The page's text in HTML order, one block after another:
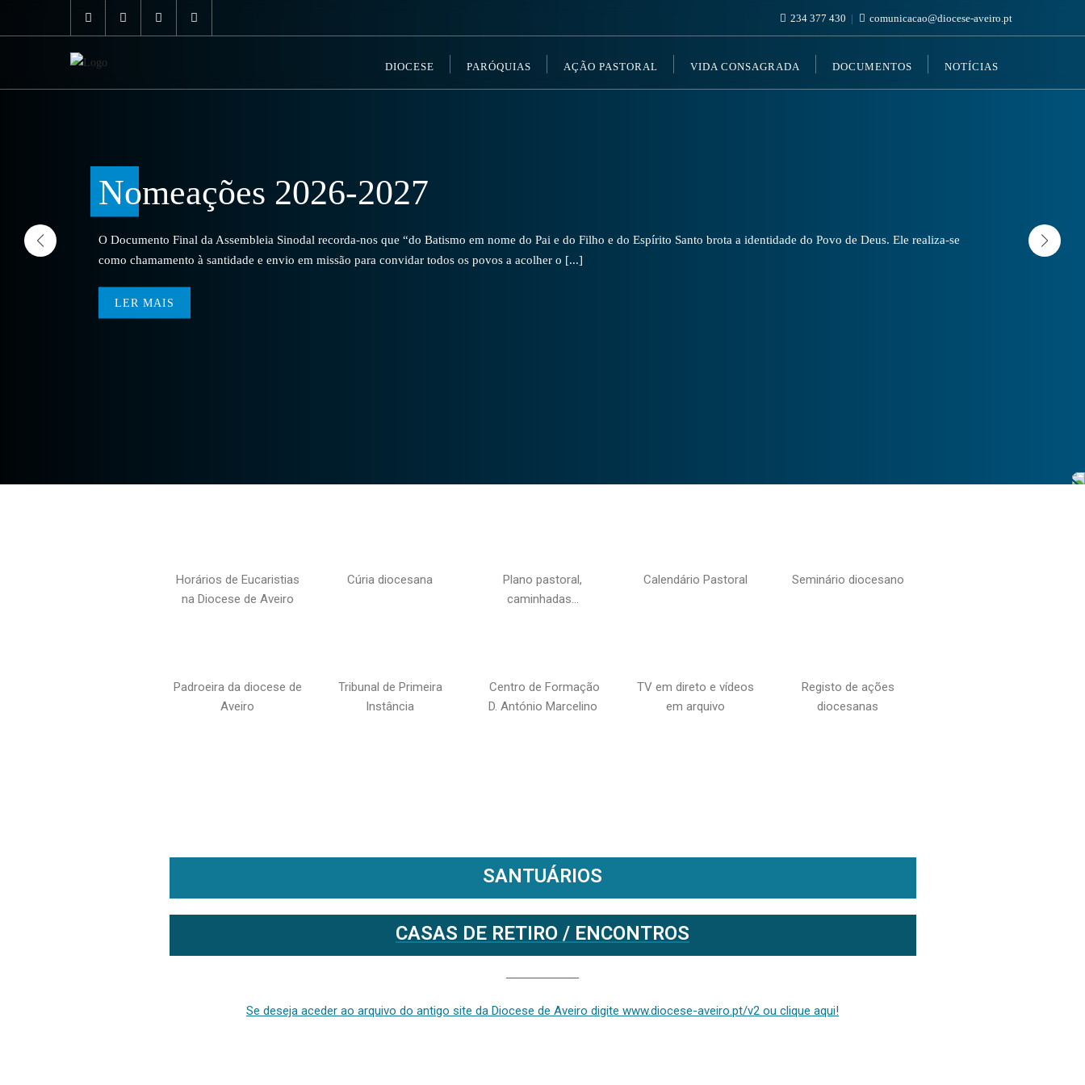
234 377 430 comunicacao@diocese-aveiro.pt
DIOCESE PARÓQUIAS AÇÃO PASTORAL VIDA CONSAGRADA DOCUMENTOS NOTÍCIAS
Nomeações 2026-2027
O Documento Final da Assembleia Sinodal recorda-nos que “do Batismo em nome do Pai e do Filho e do Espírito Santo brota a identidade do Povo de Deus. Ele realiza-se
como chamamento à santidade e envio em missão para convidar todos os povos a acolher o [...]
LER MAIS
Horários de Eucaristias
na Diocese de Aveiro
Cúria diocesana
Plano pastoral,
caminhadas…
Calendário Pastoral Seminário diocesano
Padroeira da diocese de
Aveiro
Tribunal de Primeira
Instância
Centro de Formação
D. António Marcelino
TV em direto e vídeos
em arquivo
Registo de ações
diocesanas
SANTUÁRIOS
CASAS DE RETIRO / ENCONTROS
Se deseja aceder ao arquivo do antigo site da Diocese de Aveiro digite www.diocese-aveiro.pt/v2 ou clique aqui!